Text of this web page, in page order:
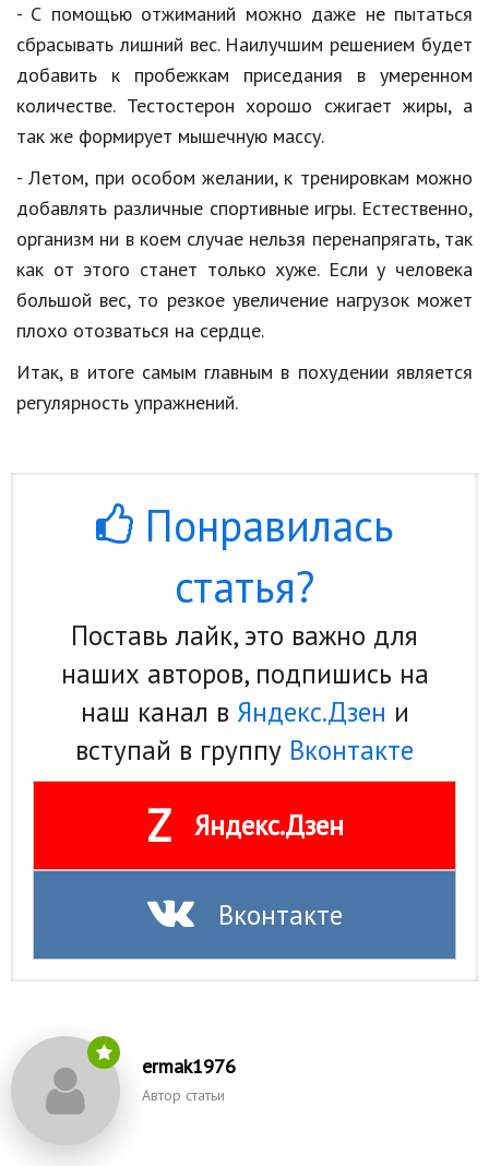
- С помощью отжиманий можно даже не пытаться
сбрасывать лишний вес. Наилучшим решением будет
добавить к пробежкам приседания в умеренном
количестве. Тестостерон хорошо сжигает жиры, а
так же формирует мышечную массу.
- Летом, при особом желании, к тренировкам можно
добавлять различные спортивные игры. Естественно,
организм ни в коем случае нельзя перенапрягать, так
как от этого станет только хуже. Если у человека
большой вес, то резкое увеличение нагрузок может
плохо отозваться на сердце.
Итак, в итоге самым главным в похудении является
регулярность упражнений.
Понравилась
статья?
Поставь лайк, это важно для
наших авторов, подпишись на
наш канал в Яндекс.Дзен и
вступай в группу Вконтакте
Z Яндекс.Дзен
Вконтакте
ermak1976
Автор статьи